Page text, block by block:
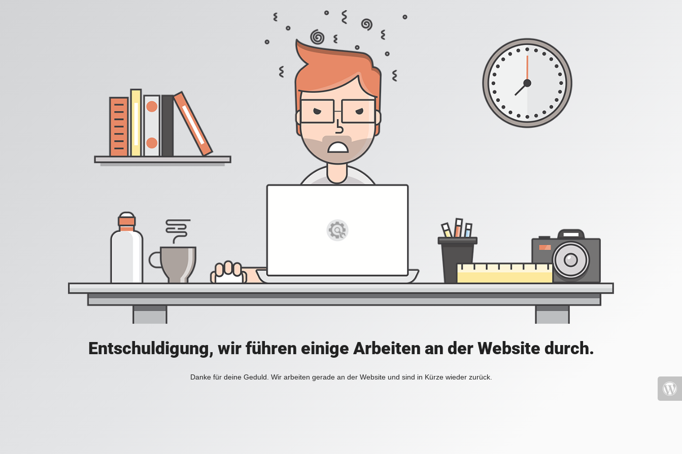
Entschuldigung, wir führen einige Arbeiten an der Website durch.
Danke für deine Geduld. Wir arbeiten gerade an der Website und sind in Kürze wieder zurück.